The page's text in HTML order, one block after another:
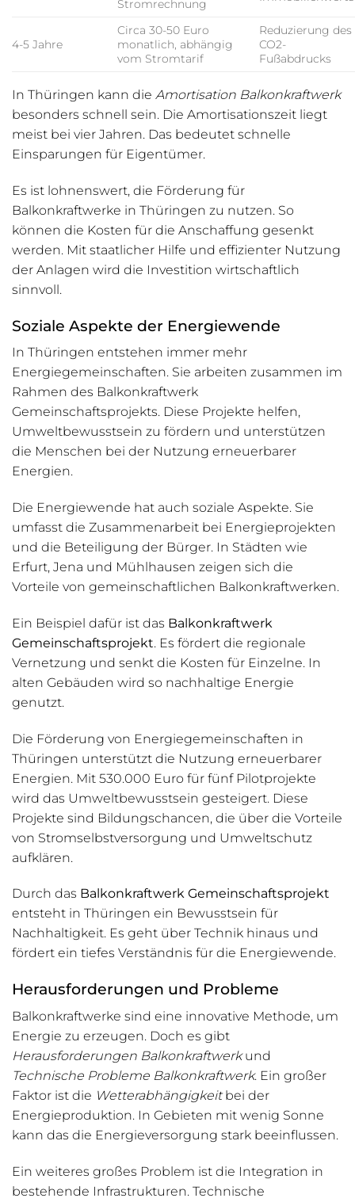
Stromrechnung
4-5 Jahre
Circa 30-50 Euro
monatlich, abhängig
vom Stromtarif
Reduzierung des
CO2-
Fußabdrucks
In Thüringen kann die Amortisation Balkonkraftwerk
besonders schnell sein. Die Amortisationszeit liegt
meist bei vier Jahren. Das bedeutet schnelle
Einsparungen für Eigentümer.
Es ist lohnenswert, die Förderung für
Balkonkraftwerke in Thüringen zu nutzen. So
können die Kosten für die Anschaffung gesenkt
werden. Mit staatlicher Hilfe und effizienter Nutzung
der Anlagen wird die Investition wirtschaftlich
sinnvoll.
Soziale Aspekte der Energiewende
In Thüringen entstehen immer mehr
Energiegemeinschaften. Sie arbeiten zusammen im
Rahmen des Balkonkraftwerk
Gemeinschaftsprojekts. Diese Projekte helfen,
Umweltbewusstsein zu fördern und unterstützen
die Menschen bei der Nutzung erneuerbarer
Energien.
Die Energiewende hat auch soziale Aspekte. Sie
umfasst die Zusammenarbeit bei Energieprojekten
und die Beteiligung der Bürger. In Städten wie
Erfurt, Jena und Mühlhausen zeigen sich die
Vorteile von gemeinschaftlichen Balkonkraftwerken.
Ein Beispiel dafür ist das Balkonkraftwerk
Gemeinschaftsprojekt. Es fördert die regionale
Vernetzung und senkt die Kosten für Einzelne. In
alten Gebäuden wird so nachhaltige Energie
genutzt.
Die Förderung von Energiegemeinschaften in
Thüringen unterstützt die Nutzung erneuerbarer
Energien. Mit 530.000 Euro für fünf Pilotprojekte
wird das Umweltbewusstsein gesteigert. Diese
Projekte sind Bildungschancen, die über die Vorteile
von Stromselbstversorgung und Umweltschutz
aufklären.
Durch das Balkonkraftwerk Gemeinschaftsprojekt
entsteht in Thüringen ein Bewusstsein für
Nachhaltigkeit. Es geht über Technik hinaus und
fördert ein tiefes Verständnis für die Energiewende.
Herausforderungen und Probleme
Balkonkraftwerke sind eine innovative Methode, um
Energie zu erzeugen. Doch es gibt
Herausforderungen Balkonkraftwerkund
Technische Probleme Balkonkraftwerk. Ein großer
Faktor ist die Wetterabhängigkeitbei der
Energieproduktion. In Gebieten mit wenig Sonne
kann das die Energieversorgung stark beeinflussen.
Ein weiteres großes Problem ist die Integration in
bestehende Infrastrukturen. Technische